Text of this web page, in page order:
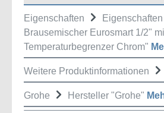
Eigenschaften
Brausemischer Eurosmart 1/2"
Temperaturbegrenzer Chrom"
Weitere Produktinformationen
Grohe Hersteller "Grohe"